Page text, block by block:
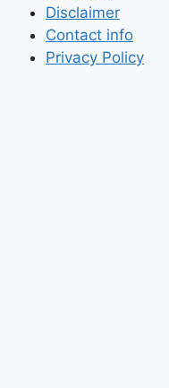
Disclaimer
Contact info
Privacy Policy